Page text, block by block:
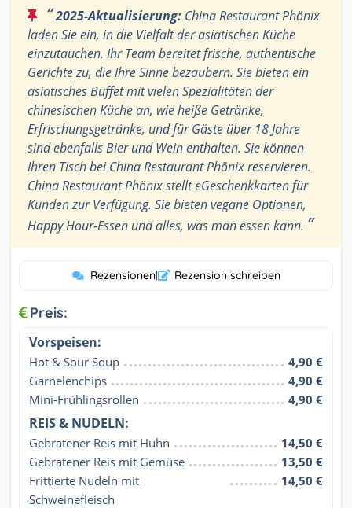
“2025-Aktualisierung: China Restaurant Phönix
laden Sie ein, in die Vielfalt der asiatischen Küche
einzutauchen. Ihr Team bereitet frische, authentische
Gerichte zu, die Ihre Sinne bezaubern. Sie bieten ein
asiatisches Buffet mit vielen Spezialitäten der
chinesischen Küche an, wie heiße Getränke,
Erfrischungsgetränke, und für Gäste über 18 Jahre
sind ebenfalls Bier und Wein enthalten. Sie können
Ihren Tisch bei China Restaurant Phönix reservieren.
China Restaurant Phönix stellt eGeschenkkarten für
Kunden zur Verfügung. Sie bieten vegane Optionen,
Happy Hour-Essen und alles, was man essen kann. ”
Rezensionen| Rezension schreiben
Preis:
Vorspeisen:
Hot & Sour Soup
4,90 €
Garnelenchips
4,90 €
Mini-Frühlingsrollen
4,90 €
REIS & NUDELN:
Gebratener Reis mit Huhn
14,50 €
Gebratener Reis mit Gemüse
13,50 €
Frittierte Nudeln mit
Schweinefleisch
14,50 €